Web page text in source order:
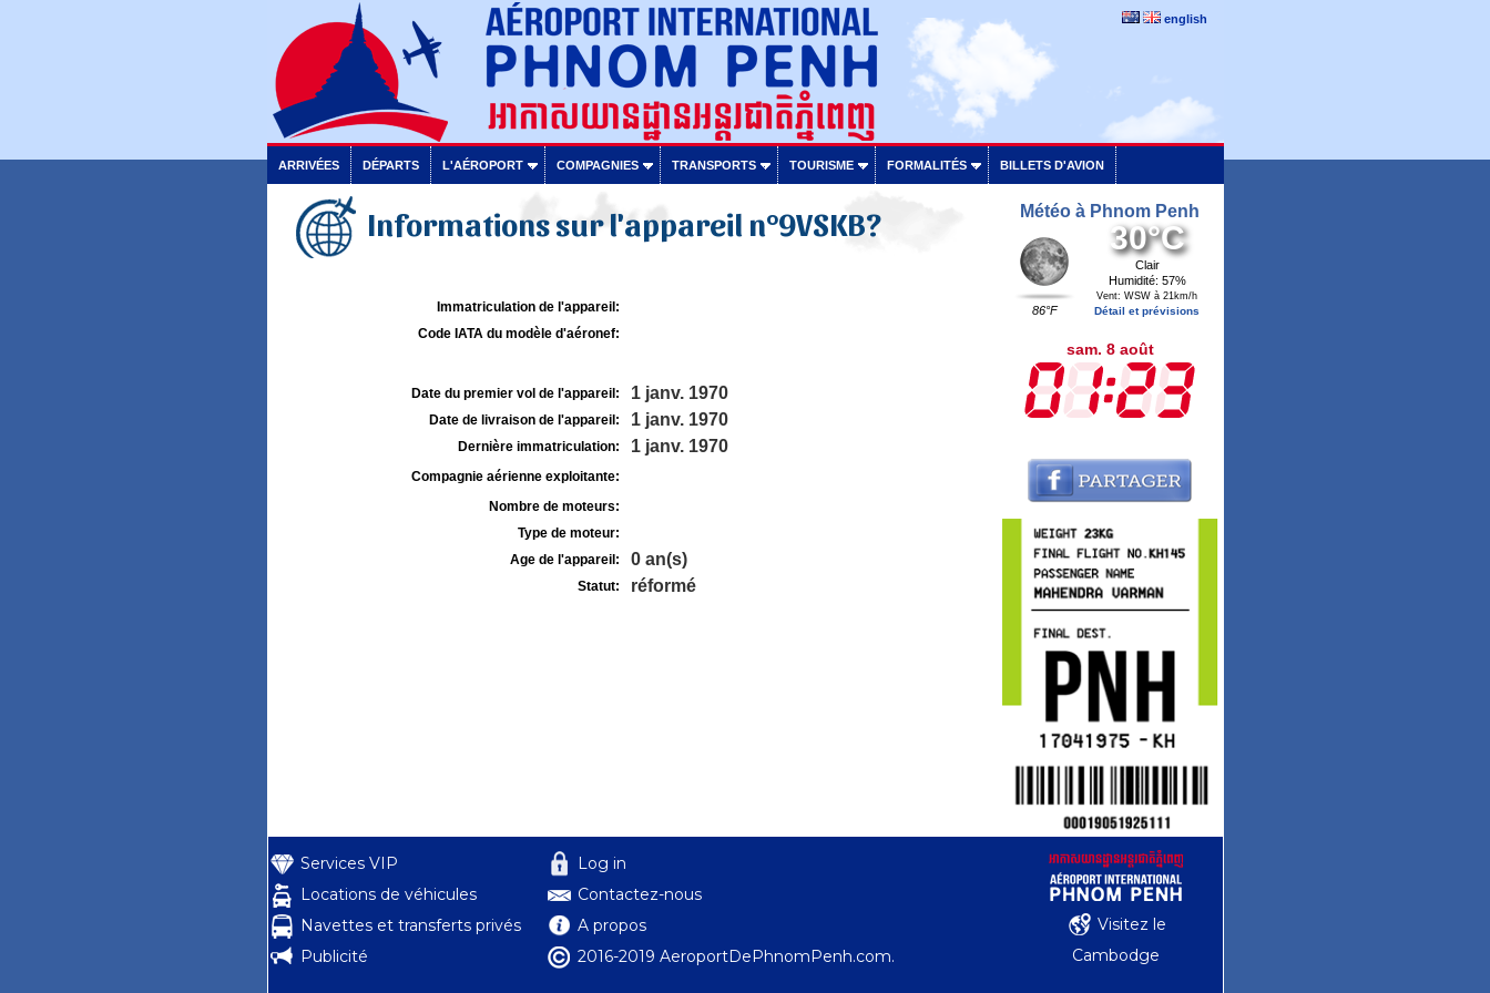
english
ARRIVÉES DÉPARTS L'AÉROPORT COMPAGNIES TRANSPORTS TOURISME FORMALITÉS BILLETS D'AVION
Informations sur l'appareil n°9VSKB?
Immatriculation de l'appareil:
Code IATA du modèle d'aéronef:
Date du premier vol de l'appareil: 1 janv. 1970
Date de livraison de l'appareil: 1 janv. 1970
Dernière immatriculation: 1 janv. 1970
Compagnie aérienne exploitante:
Nombre de moteurs:
Type de moteur:
Age de l'appareil:
0 an(s)
Statut: réformé
Météo à Phnom Penh
86°F
30°C
Clair
Humidité: 57%
Vent: WSW à 21km/h
Détail et prévisions
sam. 8 août
Services VIP
Locations de véhicules
Navettes et transferts privés
Publicité
Log in
Contactez-nous
A propos
2016-2019 AeroportDePhnomPenh.com.
Visitez le
Cambodge